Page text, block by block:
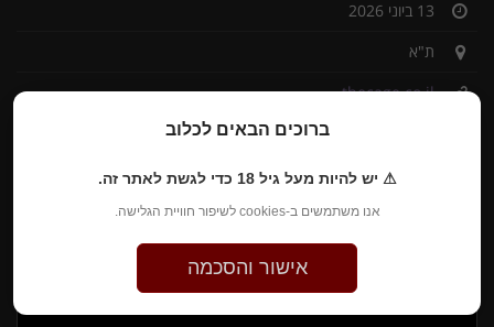
13 ביוני 2026
ת"א
thecage.co.il
מושלמת אנחנו חוזרות עם עוד ליין כייפי עם סשנים מוזיקה
מצויינת חגיגה בהפתעה פינת אימוץ.
ברוכים הבאים לכלוב
⚠ יש להיות מעל גיל 18 כדי לגשת לאתר זה.
אנו משתמשים ב-cookies לשיפור חוויית הגלישה.
אישור והסכמה